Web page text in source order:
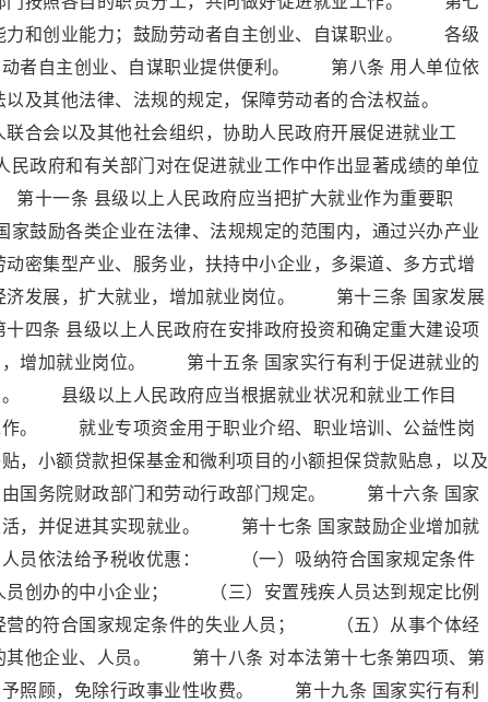
力和创业能力；鼓励劳动者自主创业、自谋职业。 各级
动者自主创业、自谋职业提供便利。 第八条 用人单位依
及其他法律、法规的规定，保障劳动者的合法权益。
合会以及其他社会组织，协助人民政府开展促进就业工
府和有关部门对在促进就业工作中作出显著成绩的单位
一条 县级以上人民政府应当把扩大就业作为重要职
励各类企业在法律、法规规定的范围内，通过兴办产业
集型产业、服务业，扶持中小企业，多渠道、多方式增
发展，扩大就业，增加就业岗位。 第十三条 国家发展
条 县级以上人民政府在安排政府投资和确定重大建设项
，增加就业岗位。 第十五条 国家实行有利于促进就业的
。 县级以上人民政府应当根据就业状况和就业工作目
作。 就业专项资金用于职业介绍、职业培训、公益性岗
，小额贷款担保基金和微利项目的小额担保贷款贴息，以及
由国务院财政部门和劳动行政部门规定。 第十六条 国家
活，并促进其实现就业。 第十七条 国家鼓励企业增加就
人员依法给予税收优惠： （一）吸纳符合国家规定条件
创办的中小企业； （三）安置残疾人员达到规定比例
的符合国家规定条件的失业人员； （五）从事个体经
他企业、人员。 第十八条 对本法第十七条第四项、第
予照顾，免除行政事业性收费。 第十九条 国家实行有利